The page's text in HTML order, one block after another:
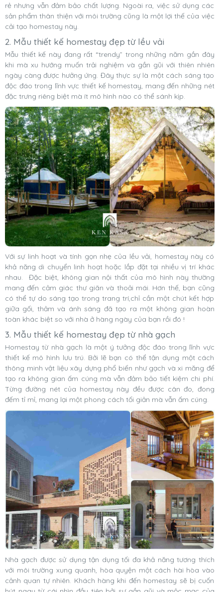
rẻ nhưng vẫn đảm bảo chất lượng. Ngoài ra, việc sử dụng các
sản phẩm thân thiện với môi trường cũng là một lợi thế của việc
cải tạo homestay này.
2. Mẫu thiết kế homestay đẹp từ lều vải
Mẫu thiết kế này đang rất “trendy” trong những năm gần đây
khi mà xu hướng muốn trải nghiệm và gần gũi với thiên nhiên
ngày càng được hưởng ứng. Đây thực sự là một cách sáng tạo
độc đáo trong lĩnh vực thiết kế homestay, mang đến những nét
đặc trưng riêng biệt mà ít mô hình nào có thể sánh kịp.
Với sự linh hoạt và tính gọn nhẹ của lều vải, homestay này có
khả năng di chuyển linh hoạt hoặc lắp đặt tại nhiều vị trí khác
nhau. Đặc biệt, không gian nội thất của mô hình này thường
mang đến cảm giác thư giãn và thoải mái. Hơn thế, bạn cũng
có thể tự do sáng tạo trong trang trí,chỉ cần một chút kết hợp
giữa gối, thảm và ánh sáng đã tạo ra một không gian hoàn
toàn khác biệt so với nhà ở hàng ngày của bạn rồi đó !
3. Mẫu thiết kế homestay đẹp từ nhà gạch
Homestay từ nhà gạch là một ý tưởng độc đáo trong lĩnh vực
thiết kế mô hình lưu trú. Bởi lẽ bạn có thể tận dụng một cách
thông minh vật liệu xây dựng phổ biến như gạch và xi măng để
tạo ra không gian ấm cúng mà vẫn đảm bảo tiết kiệm chi phí.
Từng đường nét của homestay này đều được cân đo, đong
đếm tỉ mỉ, mang lại một phong cách tối giản mà vẫn ấm cúng.
Nhà gạch được sử dụng tận dụng tối đa khả năng tương thích
với môi trường xung quanh, hòa quyện một cách hài hòa vào
cảnh quan tự nhiên. Khách hàng khi đến homestay sẽ bị cuốn